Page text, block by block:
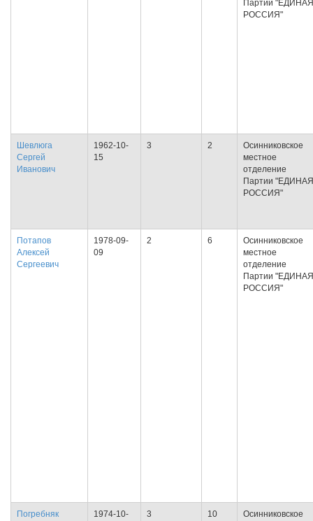
Партии "ЕДИНАЯ
РОССИЯ"
Шевлюга
Сергей
Иванович
1962-10-
15
3 2
Осинниковское
местное
отделение
Партии "ЕДИНАЯ
РОССИЯ"
Потапов
Алексей
Сергеевич
1978-09-
09
2 6
Осинниковское
местное
отделение
Партии "ЕДИНАЯ
РОССИЯ"
Погребняк 1974-10- 3 10 Осинниковское